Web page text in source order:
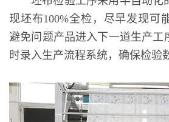
现坯布100%全检，尽早发现可
避免问题产品进入下一道生产工
时录入生产流程系统，确保检验